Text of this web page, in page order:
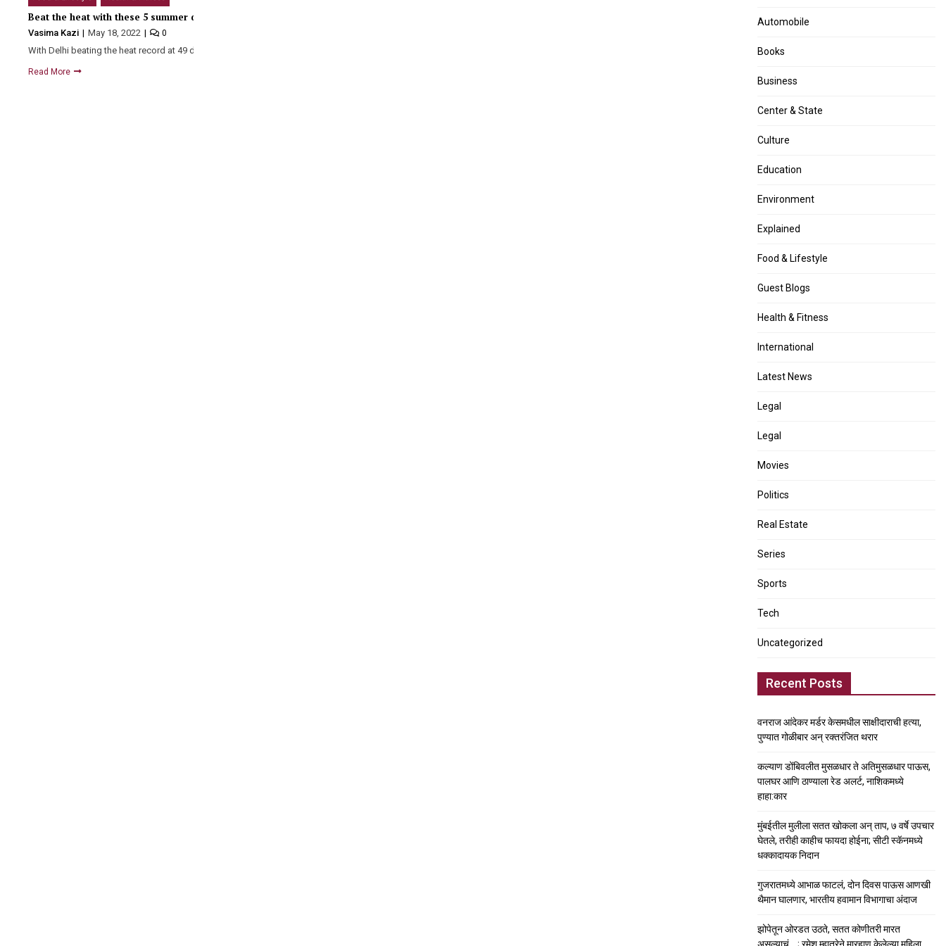
Beat the heat with these 5 summer drinks!
Vasima Kazi May 18, 2022 0
With Delhi beating the heat record at 49 degrees and…
Read More
Automobile
Books
Business
Center & State
Culture
Education
Environment
Explained
Food & Lifestyle
Guest Blogs
Health & Fitness
International
Latest News
Legal
Legal
Movies
Politics
Real Estate
Series
Sports
Tech
Uncategorized
Recent Posts
वनराज आंदेकर मर्डर केसमधील साक्षीदाराची हत्या,
पुण्यात गोळीबार अन् रक्तरंजित थरार
कल्याण डोंबिवलीत मुसळधार ते अतिमुसळधार पाऊस,
पालघर आणि ठाण्याला रेड अलर्ट, नाशिकमध्ये
हाहा:कार
मुंबईतील मुलीला सतत खोकला अन् ताप, ७ वर्षे उपचार
घेतले, तरीही काहीच फायदा होईना; सीटी स्कॅनमध्ये
धक्कादायक निदान
गुजरातमध्ये आभाळ फाटलं, दोन दिवस पाऊस आणखी
थैमान घालणार, भारतीय हवामान विभागाचा अंदाज
झोपेतून ओरडत उठते, सतत कोणीतरी मारत